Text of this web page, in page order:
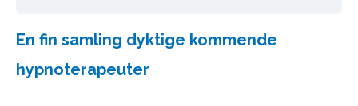
En fin samling dyktige kommende
hypnoterapeuter